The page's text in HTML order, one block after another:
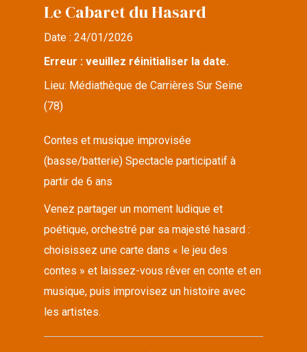
Le Cabaret du Hasard
Date :24/01/2026
Erreur : veuillez réinitialiser la date.
Lieu: Médiathèque de Carrières Sur Seine
(78)
Contes et musique improvisée
(basse/batterie) Spectacle participatif à
partir de 6 ans
Venez partager un moment ludique et
poétique, orchestré par sa majesté hasard :
choisissez une carte dans « le jeu des
contes » et laissez-vous rêver en conte et en
musique, puis improvisez un histoire avec
les artistes.